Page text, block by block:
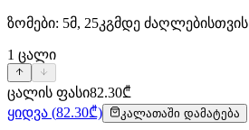
ზომები: 5მ, 25კგმდე ძაღლებისთვის
1 ცალი
ცალის ფასი82.30₾
ყიდვა (82.30₾) კალათაში დამატება